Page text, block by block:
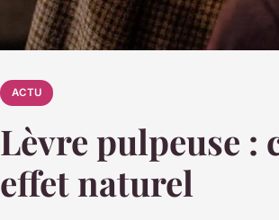
ACTU
Lèvre pulpeuse :
effet naturel